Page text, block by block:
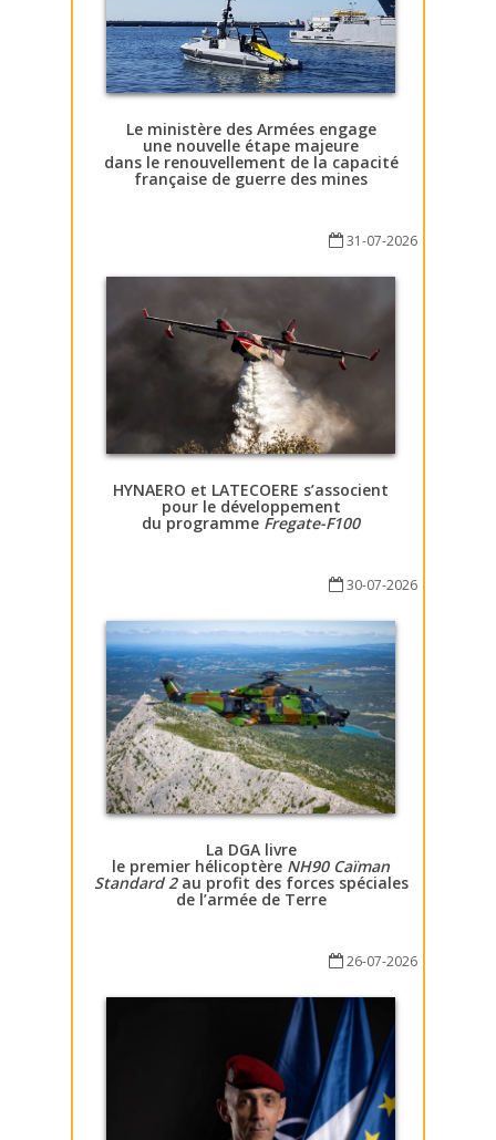
Le ministère des Armées engage
une nouvelle étape majeure
dans le renouvellement de la capacité
française de guerre des mines
31-07-2026
HYNAERO et LATECOERE s’associent
pour le développement
du programme Fregate-F100
30-07-2026
La DGA livre
le premier hélicoptère NH90 Caïman
Standard 2au profit des forces spéciales
de l’armée de Terre
26-07-2026